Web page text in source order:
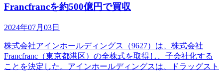
Francfrancを約500億円で買収
2024年07月03日
株式会社アインホールディングス（9627）は、株式会社
Francfranc（東京都港区）の全株式を取得し、子会社化する
ことを決定した。アインホールディングスは、ドラッグスト